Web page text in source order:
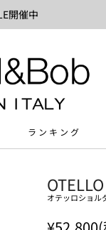
開催中
ランキング
オテッロショル